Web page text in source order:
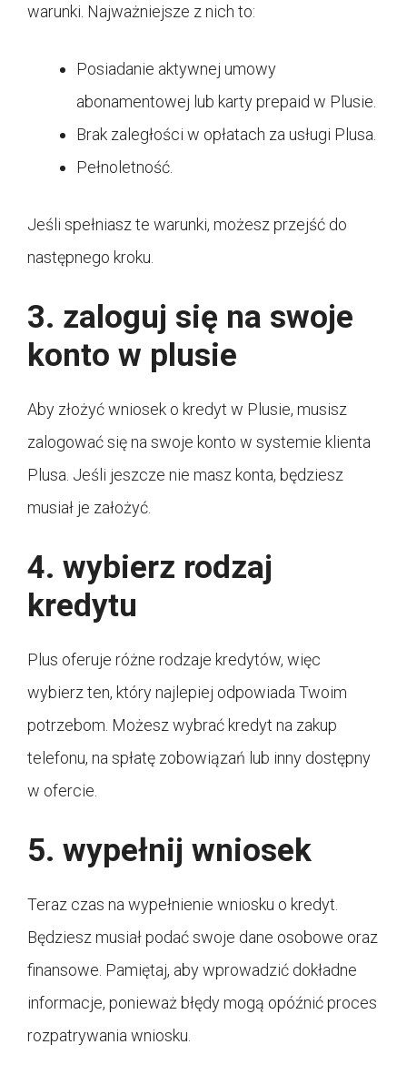
warunki. Najważniejsze z nich to:
Posiadanie aktywnej umowy
abonamentowej lub karty prepaid w Plusie.
Brak zaległości w opłatach za usługi Plusa.
Pełnoletność.
Jeśli spełniasz te warunki, możesz przejść do
następnego kroku.
3. zaloguj się na swoje
konto w plusie
Aby złożyć wniosek o kredyt w Plusie, musisz
zalogować się na swoje konto w systemie klienta
Plusa. Jeśli jeszcze nie masz konta, będziesz
musiał je założyć.
4. wybierz rodzaj
kredytu
Plus oferuje różne rodzaje kredytów, więc
wybierz ten, który najlepiej odpowiada Twoim
potrzebom. Możesz wybrać kredyt na zakup
telefonu, na spłatę zobowiązań lub inny dostępny
w ofercie.
5. wypełnij wniosek
Teraz czas na wypełnienie wniosku o kredyt.
Będziesz musiał podać swoje dane osobowe oraz
finansowe. Pamiętaj, aby wprowadzić dokładne
informacje, ponieważ błędy mogą opóźnić proces
rozpatrywania wniosku.